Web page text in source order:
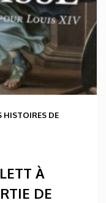
HISTOIRES DE
À
DE